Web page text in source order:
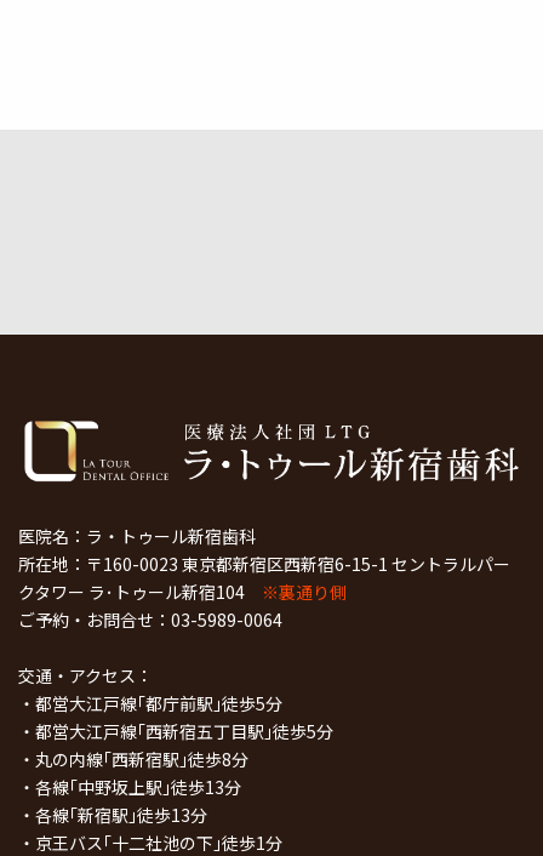
医院名：ラ・トゥール新宿歯科
所在地：〒160-0023 東京都新宿区西新宿6-15-1 セントラルパー
クタワー ラ･トゥール新宿104 ※裏通り側
ご予約・お問合せ： 03-5989-0064
交通・アクセス：
・都営大江戸線｢都庁前駅｣徒歩5分
・都営大江戸線｢西新宿五丁目駅｣徒歩5分
・丸の内線｢西新宿駅｣徒歩8分
・各線｢中野坂上駅｣徒歩13分
・各線｢新宿駅｣徒歩13分
・京王バス｢十二社池の下｣徒歩1分